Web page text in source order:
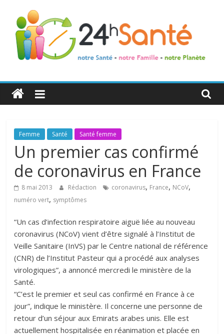
24h
Santé
La
santé
toute
famille
Femme Santé Santé femme
Un premier cas confirmé
de coronavirus en France
8 mai 2013 Rédaction coronavirus, France, NCoV,
numéro vert, symptômes
“Un cas d’infection respiratoire aiguë liée au nouveau
coronavirus (NCoV) vient d’être signalé à l’Institut de
Veille Sanitaire (InVS) par le Centre national de référence
(CNR) de l’Institut Pasteur qui a procédé aux analyses
virologiques”, a annoncé mercredi le ministère de la
Santé.
“C’est le premier et seul cas confirmé en France à ce
jour”, indique le ministère. Il concerne une personne de
retour d’un séjour aux Emirats arabes unis. Elle est
actuellement hospitalisée en réanimation et placée en